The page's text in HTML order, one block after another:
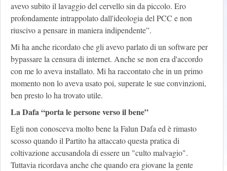
avevo subito il lavaggio del cervello sin da piccolo. Ero
profondamente intrappolato dall'ideologia del PCC e non
riuscivo a pensare in maniera indipendente”.
Mi ha anche ricordato che gli avevo parlato di un software per
bypassare la censura di internet. Anche se non era d'accordo
con me lo aveva installato. Mi ha raccontato che in un primo
momento non lo aveva usato poi, superate le sue convinzioni,
ben presto lo ha trovato utile.
La Dafa “porta le persone verso il bene”
Egli non conosceva molto bene la Falun Dafa ed è rimasto
scosso quando il Partito ha attaccato questa pratica di
coltivazione accusandola di essere un "culto malvagio".
Tuttavia ricordava anche che quando era giovane la gente